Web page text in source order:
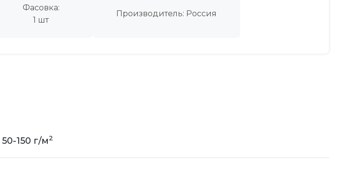
Фасовка:
1 шт
Производитель: Россия
50-150 г/м2